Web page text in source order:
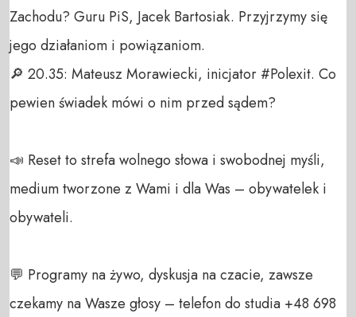
Zachodu? Guru PiS, Jacek Bartosiak. Przyjrzymy się
jego działaniom i powiązaniom.
🔎 20.35: Mateusz Morawiecki, inicjator #Polexit. Co
pewien świadek mówi o nim przed sądem?
📣 Reset to strefa wolnego słowa i swobodnej myśli,
medium tworzone z Wami i dla Was – obywatelek i
obywateli.
💬 Programy na żywo, dyskusja na czacie, zawsze
czekamy na Wasze głosy – telefon do studia +48 698